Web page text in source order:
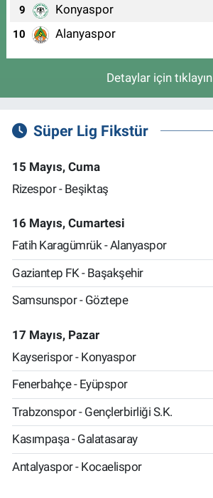
9 Konyaspor
10 Alanyaspor
Detaylar için tıklayın
Süper Lig Fikstür
15 Mayıs, Cuma
Rizespor - Beşiktaş
16 Mayıs, Cumartesi
Fatih Karagümrük - Alanyaspor
Gaziantep FK - Başakşehir
Samsunspor - Göztepe
17 Mayıs, Pazar
Kayserispor - Konyaspor
Fenerbahçe - Eyüpspor
Trabzonspor - Gençlerbirliği S.K.
Kasımpaşa - Galatasaray
Antalyaspor - Kocaelispor